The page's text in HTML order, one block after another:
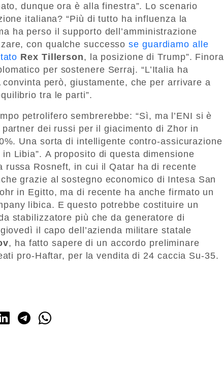
dunque ora è alla finestra”. Lo scenario
italiana? “Più di tutto ha influenza la
ha perso il supporto dell’amministrazione
con qualche successose guardiamo alle
Rex Tillerson, la posizione di Trump”. Finora
per sostenere Serraj. “L’Italia ha
però, giustamente, che per arrivare a
tra le parti”.
petrolifero sembrerebbe: “Sì, ma l’ENI si è
dei russi per il giacimento di Zhor in
Una sorta di intelligente contro-assicurazione
Libia”. A proposito di questa dimensione
russa Rosneft, in cui il Qatar ha di recente
grazie al sostegno economico di Intesa San
in Egitto, ma di recente ha anche firmato un
libica. E questo potrebbe costituire un
stabilizzatore più che da generatore di
il capo dell’azienda militare statale
, ha fatto sapere di un accordo preliminare
pro-Haftar, per la vendita di 24 caccia Su-35.